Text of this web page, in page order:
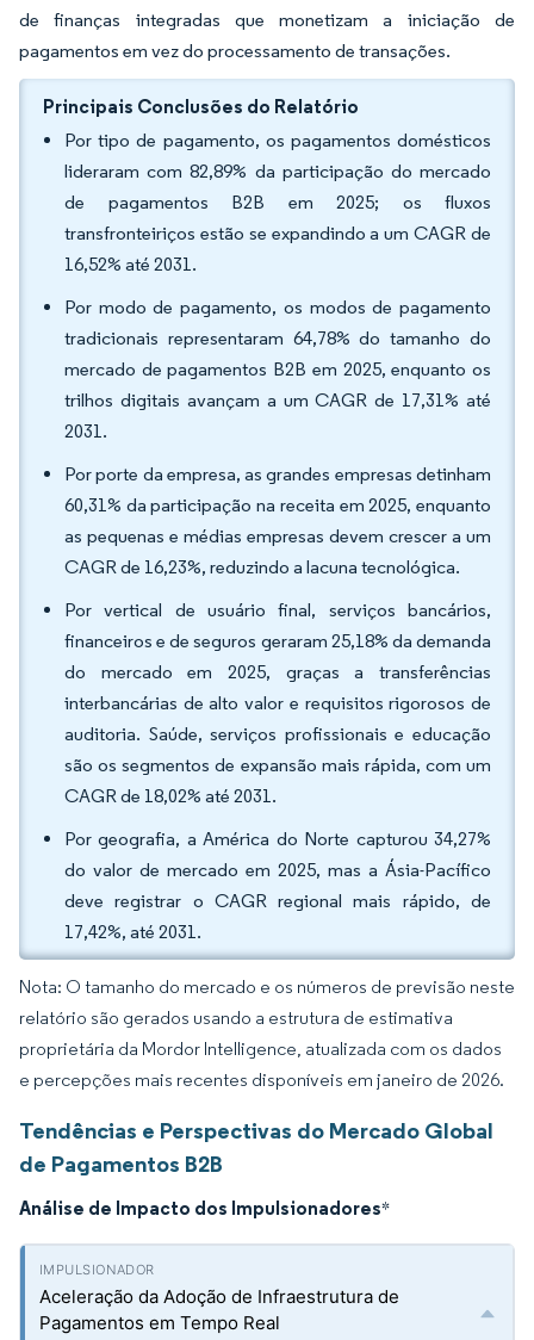
de finanças integradas que monetizam a iniciação de
pagamentos em vez do processamento de transações.
Principais Conclusões do Relatório
Por tipo de pagamento, os pagamentos domésticos
lideraram com 82,89% da participação do mercado
de pagamentos B2B em 2025; os fluxos
transfronteiriços estão se expandindo a um CAGR de
16,52% até 2031.
Por modo de pagamento, os modos de pagamento
tradicionais representaram 64,78% do tamanho do
mercado de pagamentos B2B em 2025, enquanto os
trilhos digitais avançam a um CAGR de 17,31% até
2031.
Por porte da empresa, as grandes empresas detinham
60,31% da participação na receita em 2025, enquanto
as pequenas e médias empresas devem crescer a um
CAGR de 16,23%, reduzindo a lacuna tecnológica.
Por vertical de usuário final, serviços bancários,
financeiros e de seguros geraram 25,18% da demanda
do mercado em 2025, graças a transferências
interbancárias de alto valor e requisitos rigorosos de
auditoria. Saúde, serviços profissionais e educação
são os segmentos de expansão mais rápida, com um
CAGR de 18,02% até 2031.
Por geografia, a América do Norte capturou 34,27%
do valor de mercado em 2025, mas a Ásia-Pacífico
deve registrar o CAGR regional mais rápido, de
17,42%, até 2031.
Nota: O tamanho do mercado e os números de previsão neste
relatório são gerados usando a estrutura de estimativa
proprietária da Mordor Intelligence, atualizada com os dados
e percepções mais recentes disponíveis em janeiro de 2026.
Tendências e Perspectivas do Mercado Global
de Pagamentos B2B
Análise de Impacto dos Impulsionadores*
Aceleração da Adoção de Infraestrutura de
Pagamentos em Tempo Real